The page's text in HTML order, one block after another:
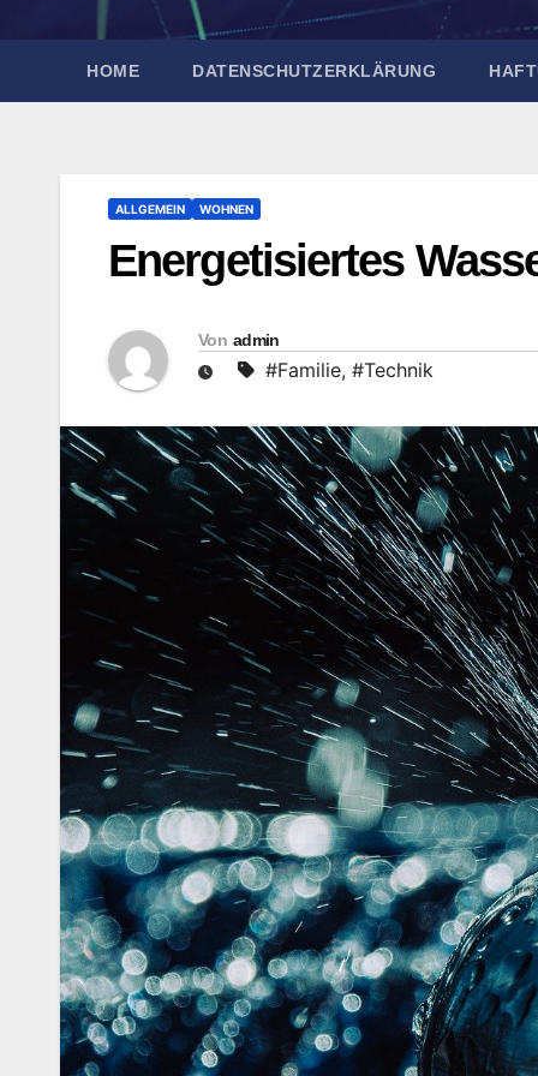
HOME DATENSCHUTZERKLÄRUNG
ALLGEMEIN WOHNEN
Energetisiertes
Von admin
#Familie, #Technik